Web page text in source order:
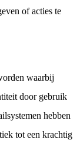
of acties te
waarbij
door gebruik
hebben
tot een krachtig